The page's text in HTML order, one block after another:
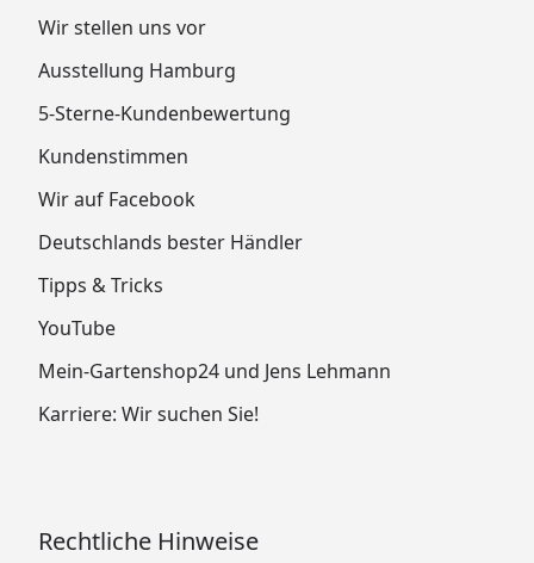
Wir stellen uns vor
Ausstellung Hamburg
5-Sterne-Kundenbewertung
Kundenstimmen
Wir auf Facebook
Deutschlands bester Händler
Tipps & Tricks
YouTube
Mein-Gartenshop24 und Jens Lehmann
Karriere: Wir suchen Sie!
Rechtliche Hinweise